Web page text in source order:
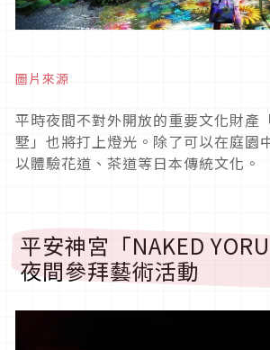
圖片來源
平時夜間不對外開放的重要文化財產
墅」也將打上燈光。除了可以在庭園
以體驗花道、茶道等日本傳統文化。
平安神宮「NAKED
夜間參拜藝術活動